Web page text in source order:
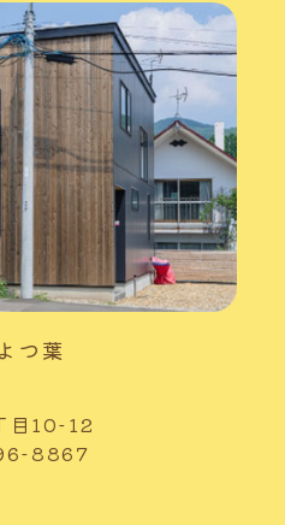
つ葉
目10-12
8867